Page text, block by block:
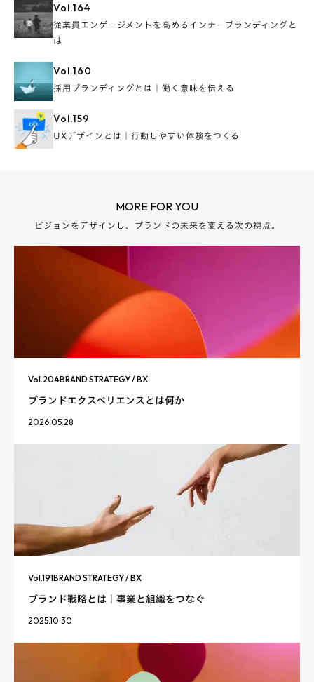
Vol.164
従業員エンゲージメントを高めるインナーブランディングと
は
Vol.160
採用ブランディングとは｜働く意味を伝える
Vol.159
UXデザインとは｜行動しやすい体験をつくる
MORE FOR YOU
ビジョンをデザインし、ブランドの未来を変える次の視点。
Vol.204BRAND STRATEGY / BX
ブランドエクスペリエンスとは何か
2026.05.28
Vol.191BRAND STRATEGY / BX
ブランド戦略とは｜事業と組織をつなぐ
2025.10.30